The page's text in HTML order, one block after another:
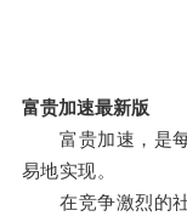
富贵加速最新版
富贵加速，是每
易地实现。
在竞争激烈的社